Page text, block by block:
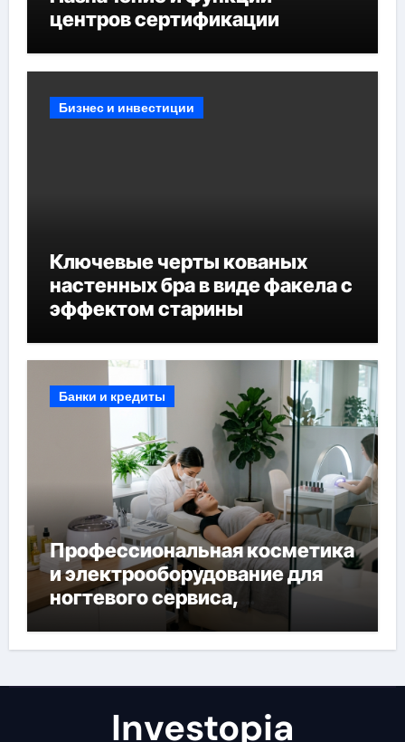
центров сертификации
Бизнес и инвестиции
Ключевые черты кованых
настенных бра в виде факела с
эффектом старины
Банки и кредиты
Профессиональная косметика
и электрооборудование для
ногтевого сервиса,
наращивания ресниц и
депиляции
Investopia